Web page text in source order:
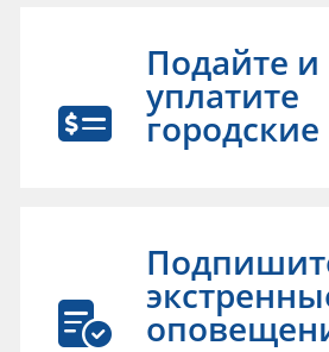
Подайте и
уплатите